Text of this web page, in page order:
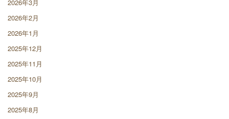
2026年3月
2026年2月
2026年1月
2025年12月
2025年11月
2025年10月
2025年9月
2025年8月